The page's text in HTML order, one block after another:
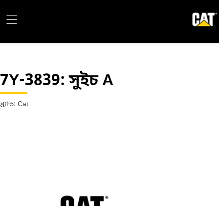
7Y-3839: সুইচ A
ব্র্যান্ড: Cat